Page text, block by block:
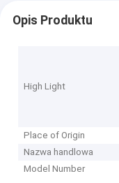
Opis Produktu
High Light
Place of Origin
Nazwa handlowa
Model Number